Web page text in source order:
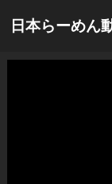
日本らーめん